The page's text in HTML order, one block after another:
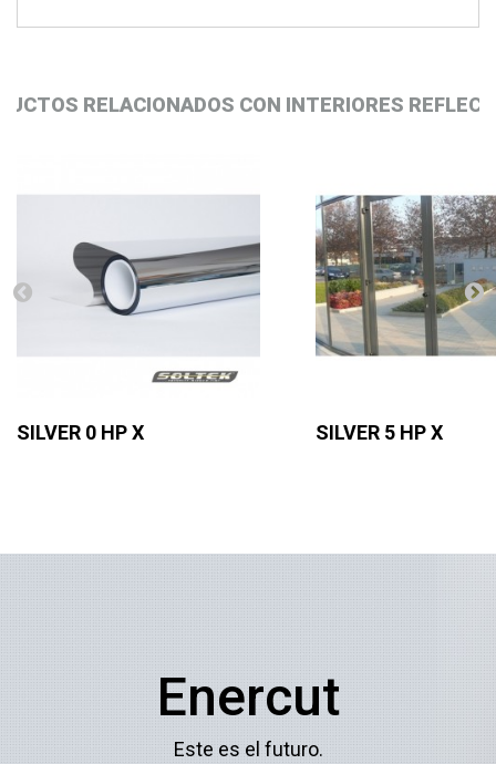
RELACIONADOS CON INTERIORES
SILVER 0 HP X SILVER 5 HP X
Enercut
Este es el futuro.